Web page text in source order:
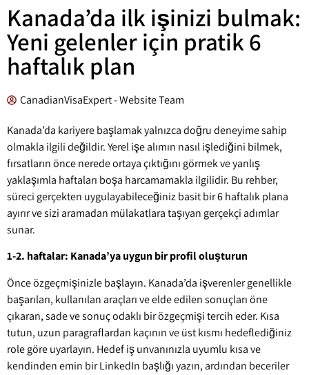
Kanada’da ilk işinizi bulmak:
Yeni gelenler için pratik 6
haftalık plan
CanadianVisaExpert - Website Team
Kanada’da kariyere başlamak yalnızca doğru deneyime sahip
olmakla ilgili değildir. Yerel işe alımın nasıl işlediğini bilmek,
fırsatların önce nerede ortaya çıktığını görmek ve yanlış
yaklaşımla haftaları boşa harcamamakla ilgilidir. Bu rehber,
süreci gerçekten uygulayabileceğiniz basit bir 6 haftalık plana
ayırır ve sizi aramadan mülakatlara taşıyan gerçekçi adımlar
sunar.
1-2. haftalar: Kanada’ya uygun bir profil oluşturun
Önce özgeçmişinizle başlayın. Kanada’da işverenler genellikle
başarıları, kullanılan araçları ve elde edilen sonuçları öne
çıkaran, sade ve sonuç odaklı bir özgeçmişi tercih eder. Kısa
tutun, uzun paragraflardan kaçının ve üst kısmı hedeflediğiniz
role göre uyarlayın. Hedef iş unvanınızla uyumlu kısa ve
kendinden emin bir LinkedIn başlığı yazın, ardından beceriler